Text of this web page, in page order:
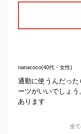
nanacoco(40代・女性)
通勤に使うんだっ
ーツがいいでしょ
あります
全